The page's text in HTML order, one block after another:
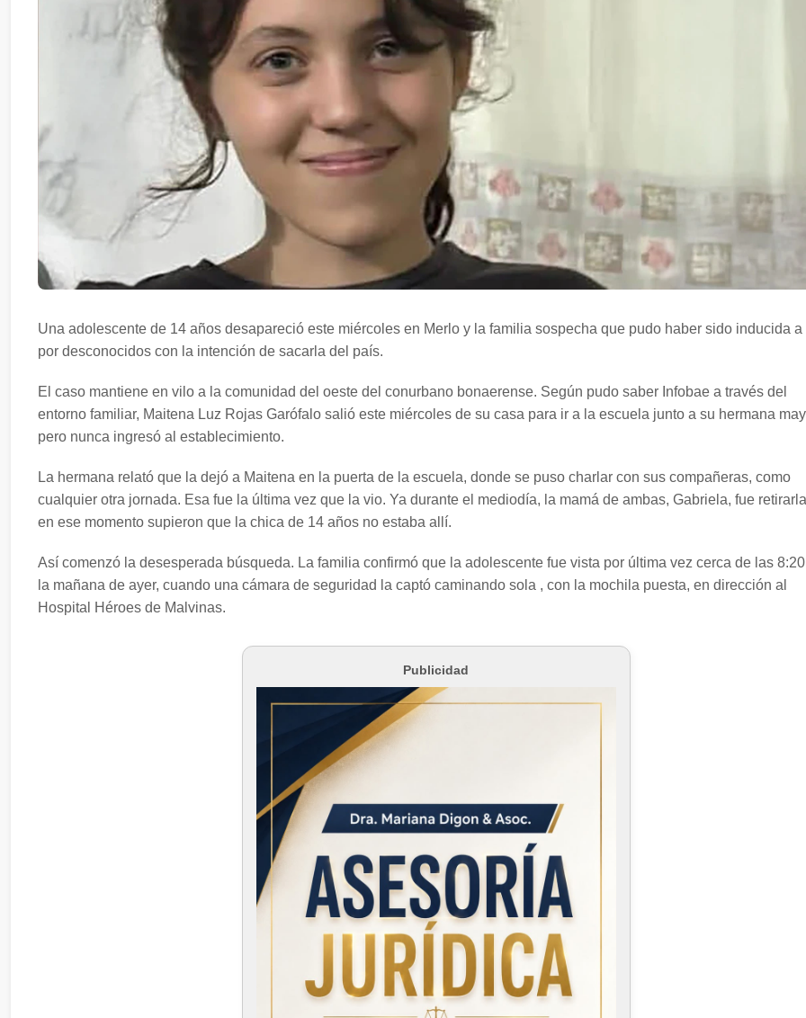
Una adolescente de 14 años desapareció este miércoles en Merlo y la familia sospecha que pudo haber sido inducida a
por desconocidos con la intención de sacarla del país.
El caso mantiene en vilo a la comunidad del oeste del conurbano bonaerense. Según pudo saber Infobae a través del
entorno familiar, Maitena Luz Rojas Garófalo salió este miércoles de su casa para ir a la escuela junto a su hermana
pero nunca ingresó al establecimiento.
La hermana relató que la dejó a Maitena en la puerta de la escuela, donde se puso charlar con sus compañeras, como
cualquier otra jornada. Esa fue la última vez que la vio. Ya durante el mediodía, la mamá de ambas, Gabriela, fue
en ese momento supieron que la chica de 14 años no estaba allí.
Así comenzó la desesperada búsqueda. La familia confirmó que la adolescente fue vista por última vez cerca de las
la mañana de ayer, cuando una cámara de seguridad la captó caminando sola , con la mochila puesta, en dirección al
Hospital Héroes de Malvinas.
Publicidad